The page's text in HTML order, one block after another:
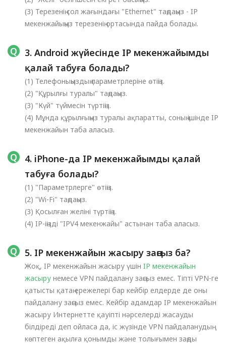
(3) Терезенің сол жағындағы "Ethernet" таңдаңыз - IP
мекенжайыңыз терезенің ортасында пайда болады.
3. Android жүйесінде IP мекенжайымды
қалай табуға болады?
(1) Телефоныңыздың параметрлеріне өтіңіз.
(2) "Құрылғы туралы" таңдаңыз.
(3) "Күй" түймесін түртіңіз.
(4) Мұнда құрылғыңыз туралы ақпаратты, соның ішінде IP
мекенжайын таба аласыз.
4. iPhone-да IP мекенжайымды қалай
табуға болады?
(1) "Параметрлерге" өтіңіз.
(2) "Wi-Fi" таңдаңыз.
(3) Қосылған желіні түртіңіз.
(4) IP-іңізді "IPV4 мекенжайы" астынан таба аласыз.
5. IP мекенжайын жасыру заңсыз ба?
Жоқ, IP мекенжайын жасыру үшін IP мекенжайын
жасыру немесе VPN пайдалану заңсыз емес. Тіпті VPN-ге
қатысты қатаң ережелері бар кейбір елдерде де оны
пайдалану заңсыз емес. Кейбір адамдар IP мекенжайын
жасыру Интернетте қауіпті нәрселерді жасауды
білдіреді деп ойласа да, іс жүзінде VPN пайдаланудың
көптеген ақылға қонымды және толығымен заңды